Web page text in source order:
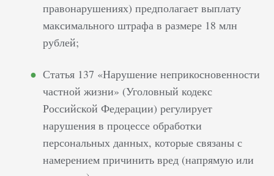
правонарушениях) предполагает выплату
максимального штрафа в размере 18 млн
рублей;
Статья 137 «Нарушение неприкосновенности
частной жизни» (Уголовный кодекс
Российской Федерации) регулирует
нарушения в процессе обработки
персональных данных, которые связаны с
намерением причинить вред (напрямую или